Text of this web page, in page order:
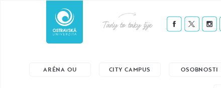
Tady to taky žije
ARÉNA OU CITY CAMPUS OSOBNOSTI